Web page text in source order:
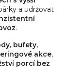
a udržovat
.
bufety,
akce,
porcí bez